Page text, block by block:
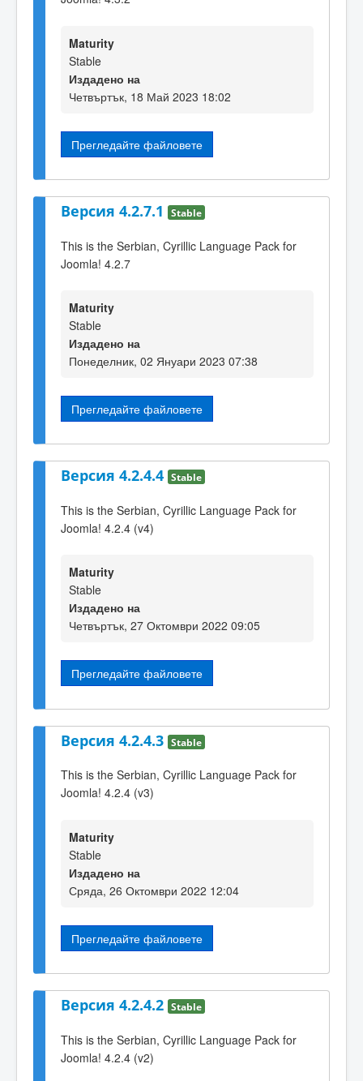
Maturity
Stable
Издадено на
Четвъртък, 18 Май 2023 18:02
Прегледайте файловете
Версия 4.2.7.1 Stable
This is the Serbian, Cyrillic Language Pack for
Joomla! 4.2.7
Maturity
Stable
Издадено на
Понеделник, 02 Януари 2023 07:38
Прегледайте файловете
Версия 4.2.4.4 Stable
This is the Serbian, Cyrillic Language Pack for
Joomla! 4.2.4 (v4)
Maturity
Stable
Издадено на
Четвъртък, 27 Октомври 2022 09:05
Прегледайте файловете
Версия 4.2.4.3 Stable
This is the Serbian, Cyrillic Language Pack for
Joomla! 4.2.4 (v3)
Maturity
Stable
Издадено на
Сряда, 26 Октомври 2022 12:04
Прегледайте файловете
Версия 4.2.4.2 Stable
This is the Serbian, Cyrillic Language Pack for
Joomla! 4.2.4 (v2)